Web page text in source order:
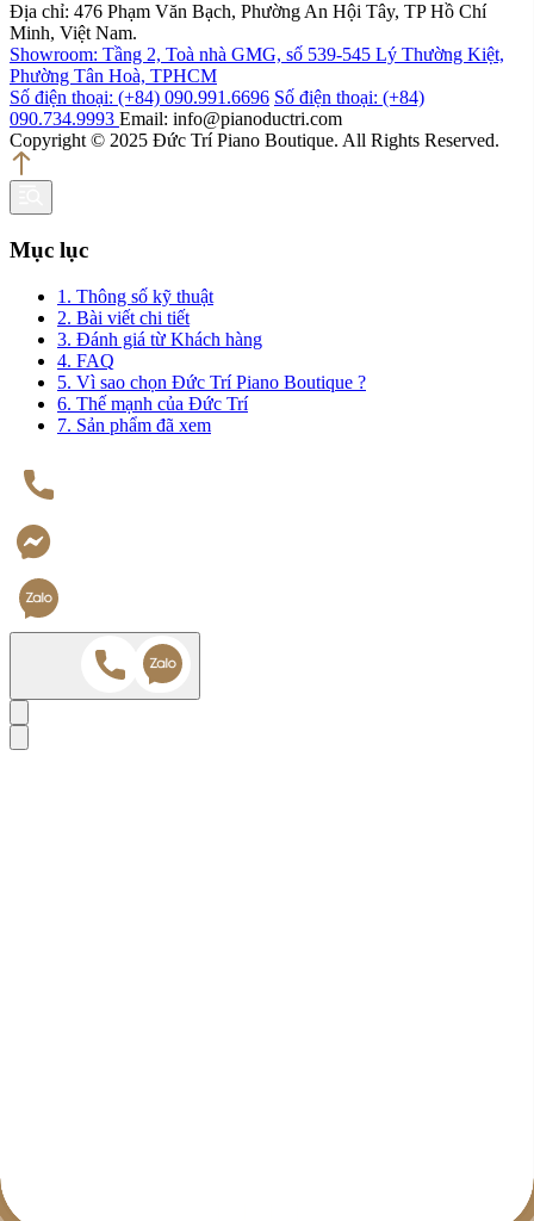
Địa chỉ: 476 Phạm Văn Bạch, Phường An Hội Tây, TP Hồ Chí
Minh, Việt Nam.
Showroom: Tầng 2, Toà nhà GMG, số 539-545 Lý Thường Kiệt,
Phường Tân Hoà, TPHCM
Số điện thoại: (+84) 090.991.6696 Số điện thoại: (+84)
090.734.9993 Email: info@pianoductri.com
Copyright © 2025 Đức Trí Piano Boutique. All Rights Reserved.
Mục lục
1. Thông số kỹ thuật
2. Bài viết chi tiết
3. Đánh giá từ Khách hàng
4. FAQ
5. Vì sao chọn Đức Trí Piano Boutique ?
6. Thế mạnh của Đức Trí
7. Sản phẩm đã xem